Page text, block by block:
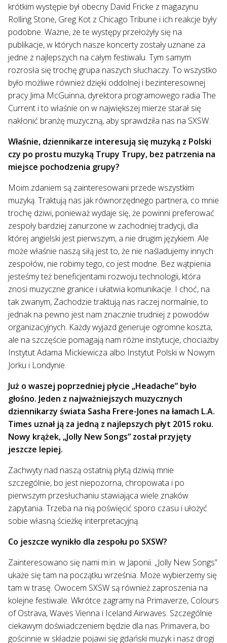
krótkim występie był obecny David Fricke z magazynu
Rolling Stone, Greg Kot z Chicago Tribune i ich reakcje były
podobne. Ważne, że te występy przełożyły się na
publikacje, w których nasze koncerty zostały uznane za
jedne z najlepszych na całym festiwalu. Tym samym
rozrosła się trochę grupa naszych słuchaczy. To wszystko
było możliwe również dzięki oddolnej i bezinteresownej
pracy Jima McGuinna, dyrektora programowego radia The
Current i to właśnie on w największej mierze starał się
nakłonić branżę muzyczną, aby sprawdziła nas na SXSW.
Właśnie, dziennikarze interesują się muzyką z Polski
czy po prostu muzyką Trupy Trupy, bez patrzenia na
miejsce pochodzenia grupy?
Moim zdaniem są zainteresowani przede wszystkim
muzyką. Traktują nas jak równorzędnego partnera, co mnie
trochę dziwi, ponieważ wydaje się, że powinni preferować
zespoły bardziej zanurzone w zachodniej tradycji, dla
której angielski jest pierwszym, a nie drugim językiem. Ale
może właśnie naszą siłą jest to, że nie naśladujemy innych
zespołów, nie robimy tego, co jest modne. Bez wątpienia
jesteśmy też beneficjentami rozwoju technologii, która
znosi muzyczne granice i ułatwia komunikacje. I choć, na
tak zwanym, Zachodzie traktują nas raczej normalnie, to
jednak na pewno jest nam znacznie trudniej z powodów
organizacyjnych. Każdy wyjazd generuje ogromne koszta,
ale na szczęście pomagają nam różne instytucje, chociażby
Instytut Adama Mickiewicza albo Instytut Polski w Nowym
Jorku i Londynie.
Już o waszej poprzedniej płycie „Headache” było
głośno. Jeden z najważniejszych muzycznych
dziennikarzy świata Sasha Frere-Jones na łamach L.A.
Times uznał ją za jedną z najlepszych płyt 2015 roku.
Nowy krążek, „Jolly New Songs” został przyjęty
jeszcze lepiej.
Zachwyty nad naszą ostatnią płytą dziwią mnie
szczególnie, bo jest niepozorna, chropowata i po
pierwszym przesłuchaniu stawiająca wiele znaków
zapytania. Trzeba na nią poświęcić sporo czasu i ułożyć
sobie własną ścieżkę interpretacyjną.
Co jeszcze wynikło dla zespołu po SXSW?
Zainteresowano się nami m.in. w Japonii. „Jolly New Songs”
ukaże się tam na początku września. Może wybierzemy się
tam w trasę. Owocem SXSW są również zaproszenia na
kolejne festiwale. Wkrótce zagramy na Primaverze, Colours
of Ostrava, Waves Vienna i Iceland Airwaves. Szczególnie
ciekawym doświadczeniem będzie dla nas Primavera, bo
gościnnie w składzie pojawi się gdański muzyk i nasz drogi